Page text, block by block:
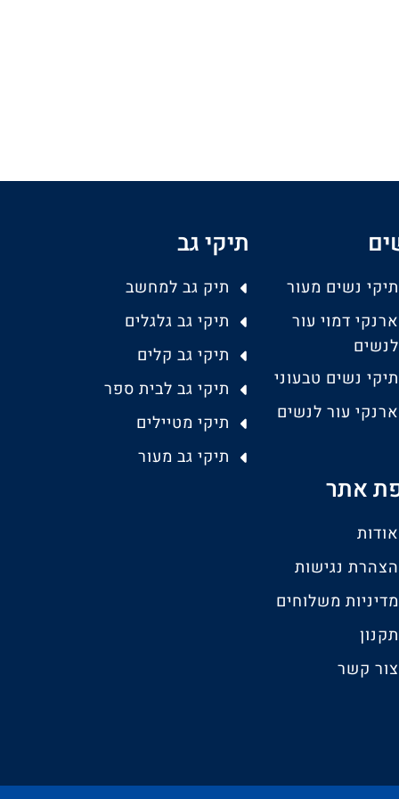
תיקי נשים מעור
ארנקי דמוי עור
לנשים
תיקי נשים טבעוני
ארנקי עור לנשים
תיקי גב
תיק גב למחשב
תיקי גב גלגלים
תיקי גב קלים
תיקי גב לבית ספר
תיקי מטיילים
תיקי גב מעור
אתר
אודות
הצהרת נגישות
מדיניות משלוחים
תקנון
צור קשר